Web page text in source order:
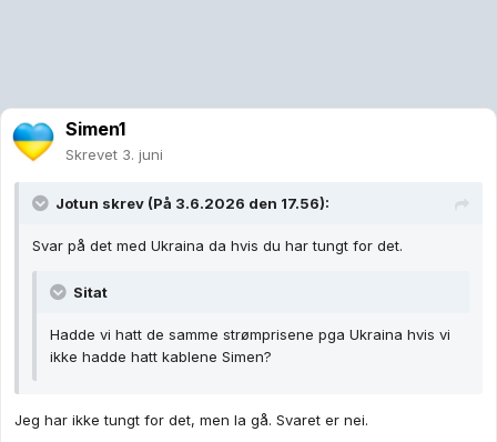
Simen1
Skrevet 3. juni
Jotun skrev (På 3.6.2026 den 17.56):
Svar på det med Ukraina da hvis du har tungt for det.
Sitat
Hadde vi hatt de samme strømprisene pga Ukraina hvis vi
ikke hadde hatt kablene Simen?
Jeg har ikke tungt for det, men la gå. Svaret er nei.